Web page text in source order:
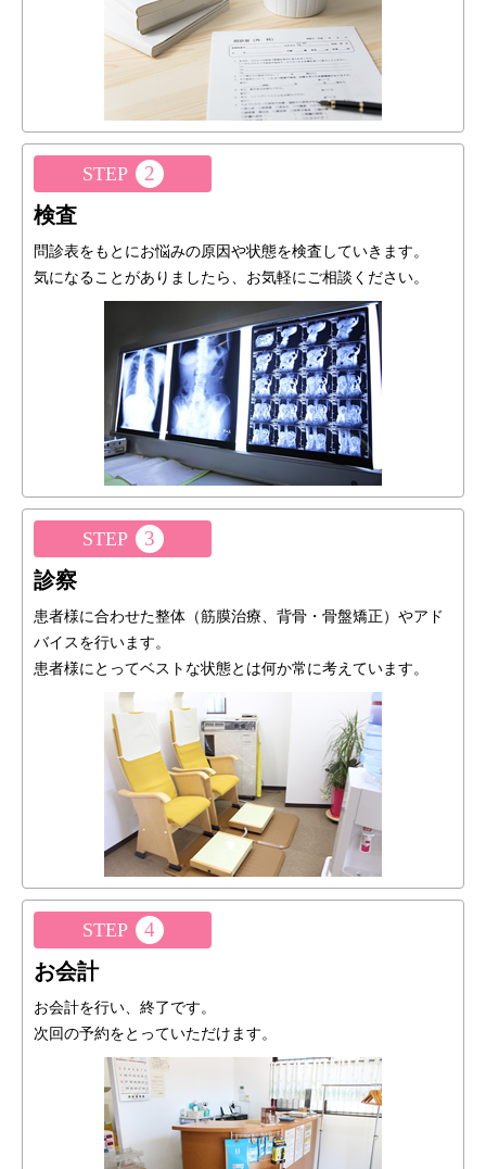
STEP 2
検査
問診表をもとにお悩みの原因や状態を検査していきます。
気になることがありましたら、お気軽にご相談ください。
STEP 3
診察
患者様に合わせた整体（筋膜治療、背骨・骨盤矯正）やアド
バイスを行います。
患者様にとってベストな状態とは何か常に考えています。
STEP 4
お会計
お会計を行い、終了です。
次回の予約をとっていただけます。